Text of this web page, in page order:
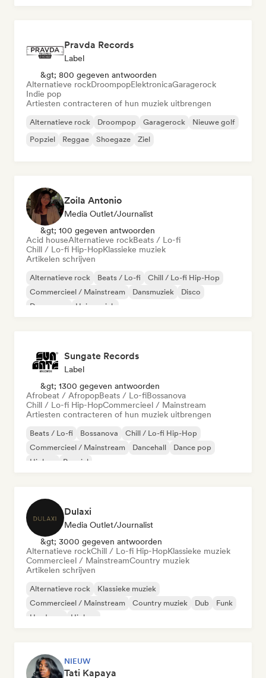
Pravda Records
Label
&gt; 800 gegeven antwoorden
Alternatieve rockDroompopElektronicaGaragerock
Indie pop
Artiesten contracteren of hun muziek uitbrengen
Alternatieve rock Droompop Garagerock
Nieuwe golf
Popziel
Reggae Shoegaze Ziel
Zoila Antonio
Media Outlet/Journalist
&gt; 100 gegeven antwoorden
Acid houseAlternatieve rockBeats / Lo-fi
Chill / Lo-fi Hip-HopKlassieke muziek
Artikelen schrijven
Alternatieve rock Beats / Lo-fi
Chill / Lo-fi Hip-Hop
Commercieel / Mainstream
Dansmuziek
Disco
Droompop
Huismuziek
Sungate Records
Label
&gt; 1300 gegeven antwoorden
Afrobeat / AfropopBeats / Lo-fiBossanova
Chill / Lo-fi Hip-HopCommercieel / Mainstream
Artiesten contracteren of hun muziek uitbrengen
Beats / Lo-fi Bossanova
Chill / Lo-fi Hip-Hop
Commercieel / Mainstream
Dancehall
Dance pop
Hiphop
Popziel
Dulaxi
Media Outlet/Journalist
&gt; 3000 gegeven antwoorden
Alternatieve rockChill / Lo-fi Hip-HopKlassieke muziek
Commercieel / MainstreamCountry muziek
Artikelen schrijven
Alternatieve rock
Klassieke muziek
Commercieel / Mainstream
Country muziek Dub
Funk
Hardcore
Hiphop
NIEUW
Tati Kapaya